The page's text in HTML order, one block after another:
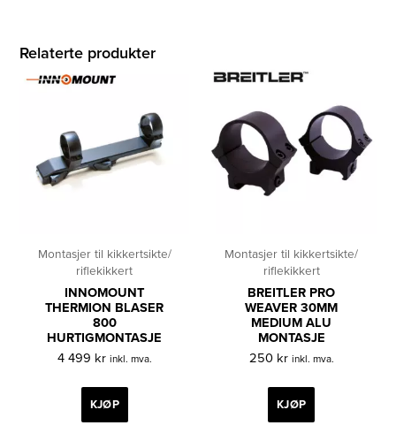
Relaterte produkter
Montasjer til kikkertsikte/
riflekikkert
INNOMOUNT
THERMION BLASER
800
HURTIGMONTASJE
4 499 kr inkl. mva.
KJØP
Montasjer til kikkertsikte/
riflekikkert
BREITLER PRO
WEAVER 30MM
MEDIUM ALU
MONTASJE
250 kr inkl. mva.
KJØP